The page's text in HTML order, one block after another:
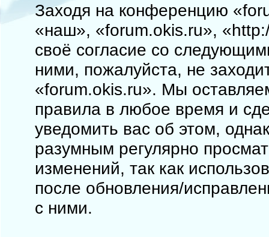
Заходя на конференцию
«наш», «forum.okis.ru»,
своё согласие со
ними, пожалуйста, не
«forum.okis.ru». Мы
правила в любое время и
уведомить вас об этом,
разумным регулярно
изменений, так как
после обновления/
с ними.